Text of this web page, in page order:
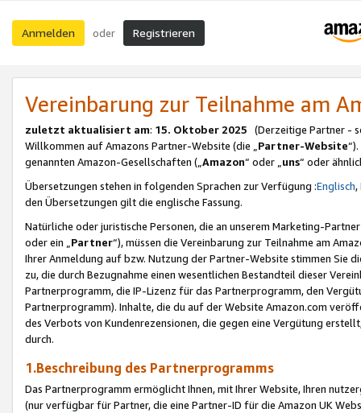
Anmelden oder Registrieren
Vereinbarung zur Teilnahme am
zuletzt aktualisiert am: 15. Oktober 2025 (Derzeitige Partner -
Willkommen auf Amazons Partner-Website (die „Partner-Website
genannten Amazon-Gesellschaften („Amazon“ oder „uns“ oder
Übersetzungen stehen in folgenden Sprachen zur Verfügung :Englisch,
den Übersetzungen gilt die englische Fassung.
Natürliche oder juristische Personen, die an unserem Marketing-
oder ein „Partner“), müssen die Vereinbarung zur Teilnahme am
Ihrer Anmeldung auf bzw. Nutzung der Partner-Website stimmen Sie
zu, die durch Bezugnahme einen wesentlichen Bestandteil dieser
Partnerprogramm, die IP-Lizenz für das Partnerprogramm, den
Partnerprogramm). Inhalte, die du auf der Website Amazon.com
des Verbots von Kundenrezensionen, die gegen eine Vergütung
durch.
1.Beschreibung des Partnerprogramms
Das Partnerprogramm ermöglicht Ihnen, mit Ihrer Website, Ihren
(nur verfügbar für Partner, die eine Partner-ID für die Amazon UK